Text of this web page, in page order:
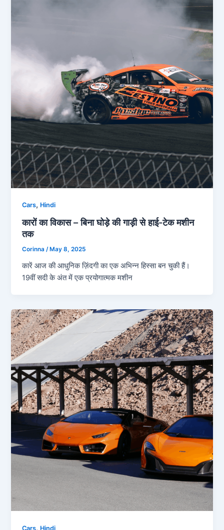
Cars, Hindi
कारों का विकास – बिना घोड़े की गाड़ी से हाई-टेक मशीन
तक
Corinna/ May 8, 2025
कारें आज की आधुनिक ज़िंदगी का एक अभिन्न हिस्सा बन चुकी हैं।
19वीं सदी के अंत में एक प्रयोगात्मक मशीन
Cars, Hindi